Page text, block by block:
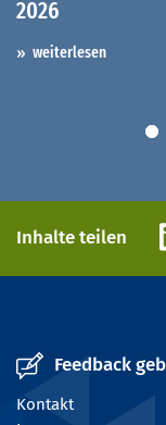
2026
weiterlesen
Inhalte teilen
Feedback
Kontakt